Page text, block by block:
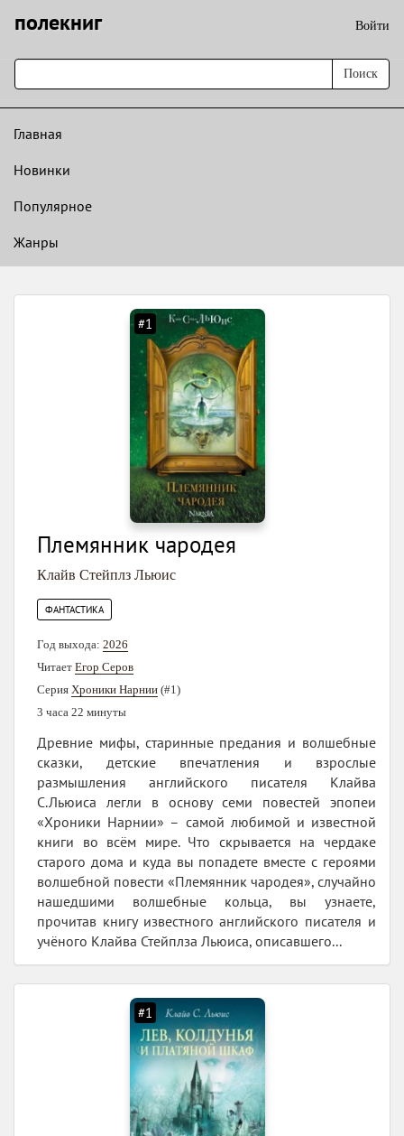
полекниг Войти
Поиск
Главная
Новинки
Популярное
Жанры
#1
Племянник чародея
Клайв Стейплз Льюис
ФАНТАСТИКА
Год выхода: 2026
Читает Егор Серов
Серия Хроники Нарнии (#1)
3 часа 22 минуты
Древние мифы, старинные предания и волшебные
сказки, детские впечатления и взрослые
размышления английского писателя Клайва
С.Льюиса легли в основу семи повестей эпопеи
«Хроники Нарнии» – самой любимой и известной
книги во всём мире. Что скрывается на чердаке
старого дома и куда вы попадете вместе с героями
волшебной повести «Племянник чародея», случайно
нашедшими волшебные кольца, вы узнаете,
прочитав книгу известного английского писателя и
учёного Клайва Стейплза Льюиса, описавшего...
#1